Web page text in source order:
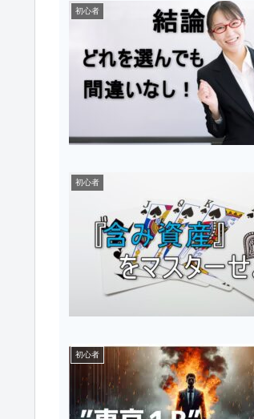
初心者
初心者
初心者